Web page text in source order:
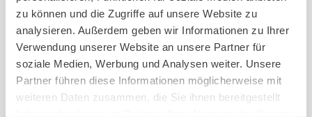
zu können und die Zugriffe auf unsere Website zu
analysieren. Außerdem geben wir Informationen zu Ihrer
Verwendung unserer Website an unsere Partner für
soziale Medien, Werbung und Analysen weiter. Unsere
Partner führen diese Informationen möglicherweise mit
weiteren Daten zusammen, die Sie ihnen bereitgestellt